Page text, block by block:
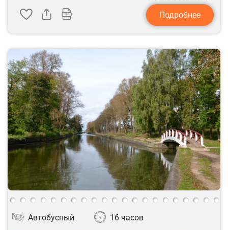
Подробнее
Автобусный 16 часов